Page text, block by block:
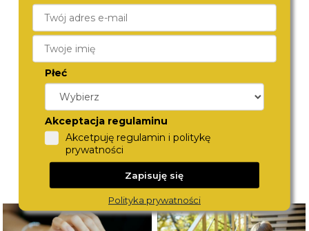
CITIZEN
BI5070-57A
470,-
Płeć
Akceptacja regulaminu
Akcetpuję regulamin i politykę
prywatności
Zapisuję się
Polityka prywatności